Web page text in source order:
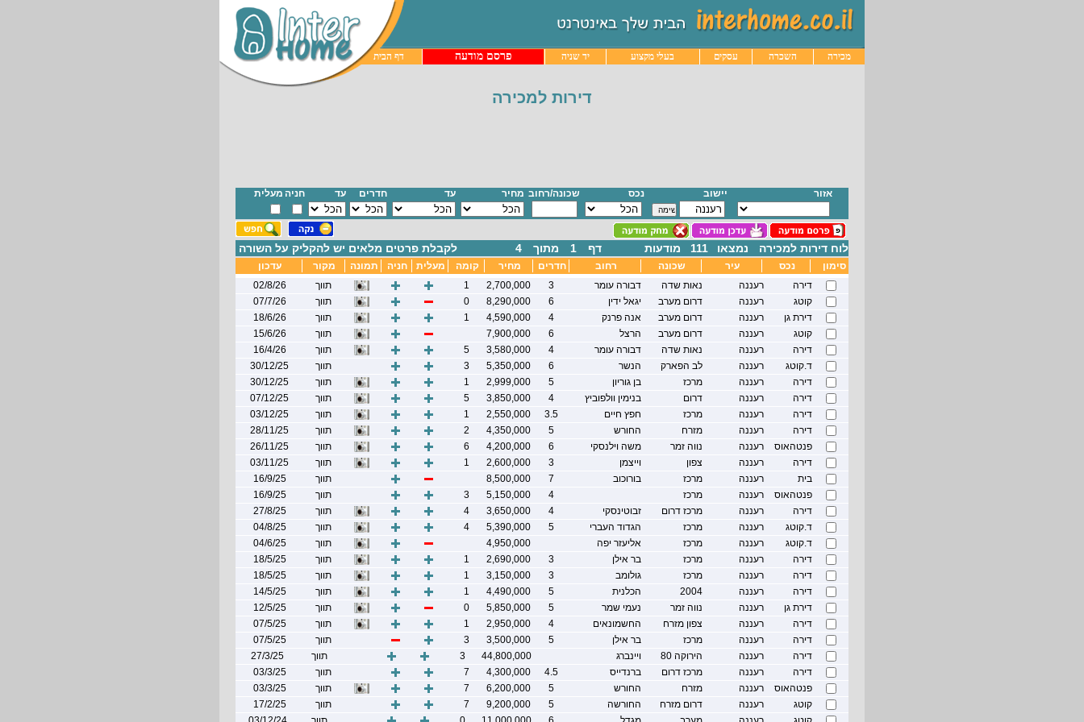
דף הבית פרסם מודעה יד שניה בעלי מקצוע עסקים השכרה מכירה
דירות למכירה
מעלית חניה עד חדרים עד מחיר שכונה/רחוב נכס יישוב אזור
לקבלת פרטים מלאים יש להקליק על השורה 4 מתוך 1 דף מודעות 111 נמצאו לוח דירות למכירה
סימון נכס עיר שכונה רחוב חדרים מחיר קומה מעלית חניה תמונה מקור
עדכון
דירה
רעננה נאות שדה דבורה עומר 3
2,700,000
1 תווך
02/8/26
קוטג
רעננה דרום מערב יגאל ידין 6
8,290,000
0 תווך
07/7/26
דירת גן
רעננה דרום מערב אנה פרנק 4
4,590,000
1 תווך
18/6/26
קוטג
רעננה דרום מערב הרצל 6
7,900,000 תווך
15/6/26
דירה
רעננה נאות שדה דבורה עומר 4
3,580,000
5 תווך
16/4/26
ד.קוטג
רעננה לב הפארק הנשר 6
5,350,000
3 תווך
30/12/25
דירה
רעננה מרכז בן גוריון 5
2,999,000
1 תווך
30/12/25
דירה
רעננה דרום בנימין וולפוביץ 4
3,850,000
5 תווך
07/12/25
דירה
רעננה מרכז חפץ חיים 3.5
2,550,000
1 תווך
03/12/25
דירה
רעננה מזרח החורש 5
4,350,000
2 תווך
28/11/25
פנטהאוס
רעננה נווה זמר משה וילנסקי 6
4,200,000
6 תווך
26/11/25
דירה
רעננה צפון וייצמן 3
2,600,000
1 תווך
03/11/25
בית
רעננה מרכז בורוכוב 7
8,500,000 תווך
16/9/25
פנטהאוס
רעננה מרכז 4
5,150,000
3 תווך
16/9/25
דירה
רעננה מרכז דרום זבוטינסקי 4
3,650,000
4 תווך
27/8/25
ד.קוטג
רעננה מרכז הגדוד העברי 5
5,390,000
4 תווך
04/8/25
ד.קוטג
רעננה מרכז אליעזר יפה 4,950,000 תווך
04/6/25
דירה
רעננה מרכז בר אילן 3
2,690,000
1 תווך
18/5/25
דירה
רעננה מרכז גולומב 3
3,150,000
1 תווך
18/5/25
דירה
רעננה 2004 הכלנית 5
4,490,000
1 תווך
14/5/25
דירת גן
רעננה נווה זמר נעמי שמר 5
5,850,000
0 תווך
12/5/25
דירה
רעננה צפון מזרח החשמונאים 4
2,950,000
1 תווך
07/5/25
דירה
רעננה מרכז בר אילן 5
3,500,000
3 תווך
07/5/25
דירה
רעננה הירוקה 80 ויינברג 44,800,000
3 תווך
27/3/25
דירה
רעננה מרכז דרום ברנדייס 4.5
4,300,000
7 תווך
03/3/25
פנטהאוס
רעננה מזרח החורש 5
6,200,000
7 תווך
03/3/25
קוטג
רעננה דרום מזרח החורשה 5
9,200,000
7 תווך
17/2/25